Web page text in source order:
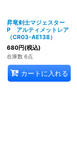
昇竜剣士マジェスター
P アルティメットレア
（CR03-AE138）
680円(税込)
在庫数 6点
カートに入れる